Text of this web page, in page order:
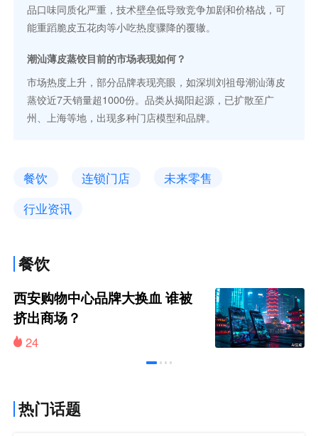
品口味同质化严重，技术壁垒低导致竞争加剧和价格战，可
能重蹈脆皮五花肉等小吃热度骤降的覆辙。
潮汕薄皮蒸饺目前的市场表现如何？
市场热度上升，部分品牌表现亮眼，如深圳刘祖母潮汕薄皮
蒸饺近7天销量超1000份。品类从揭阳起源，已扩散至广
州、上海等地，出现多种门店模型和品牌。
餐饮 连锁门店
未来零售
行业资讯
餐饮
西安购物中心品牌大换血 谁被
挤出商场？
24
热门话题